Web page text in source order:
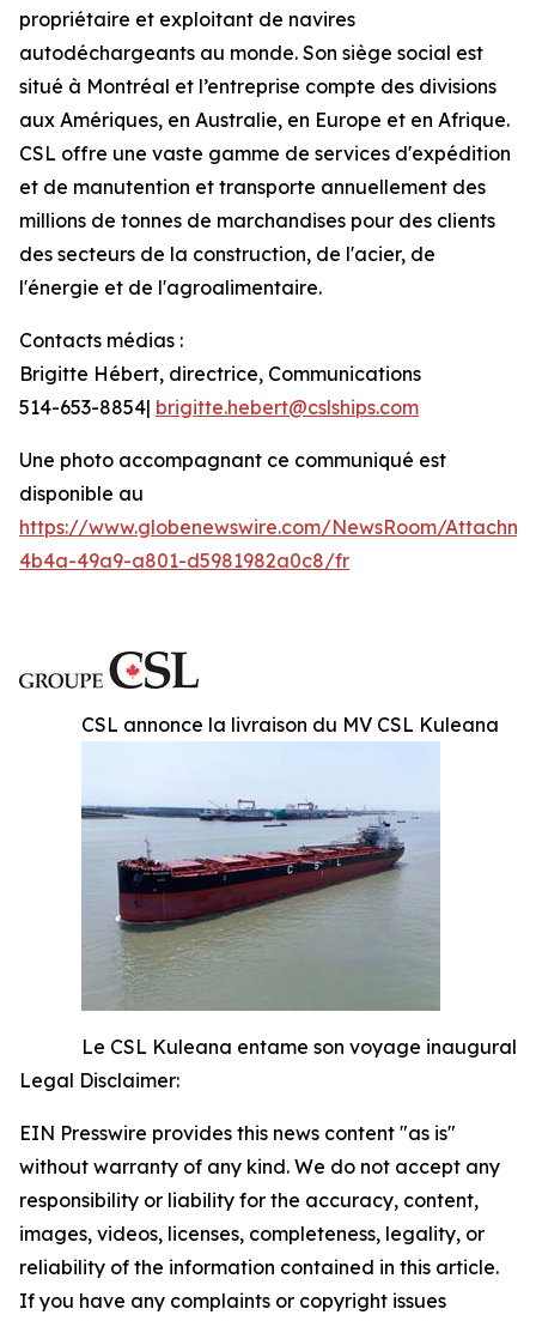
propriétaire et exploitant de navires
autodéchargeants au monde. Son siège social est
situé à Montréal et l’entreprise compte des divisions
aux Amériques, en Australie, en Europe et en Afrique.
CSL offre une vaste gamme de services d'expédition
et de manutention et transporte annuellement des
millions de tonnes de marchandises pour des clients
des secteurs de la construction, de l'acier, de
l'énergie et de l'agroalimentaire.
Contacts médias :
Brigitte Hébert, directrice, Communications
514-653-8854| brigitte.hebert@cslships.com
Une photo accompagnant ce communiqué est
disponible au
https://www.globenewswire.com/NewsRoom/
4b4a-49a9-a801-d5981982a0c8/fr
CSL annonce la livraison du MV CSL Kuleana
Le CSL Kuleana entame son voyage inaugural
Legal Disclaimer:
EIN Presswire provides this news content "as is"
without warranty of any kind. We do not accept any
responsibility or liability for the accuracy, content,
images, videos, licenses, completeness, legality, or
reliability of the information contained in this article.
If you have any complaints or copyright issues